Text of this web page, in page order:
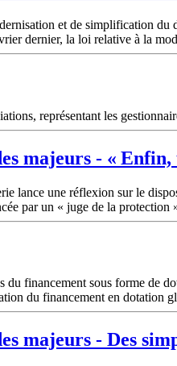
et de simplification du
dernier, la loi relative à la
représentant les
majeurs - « Enfin,
lance une réflexion sur le
par un « juge de la
financement sous forme de
du financement en dotation
majeurs - Des